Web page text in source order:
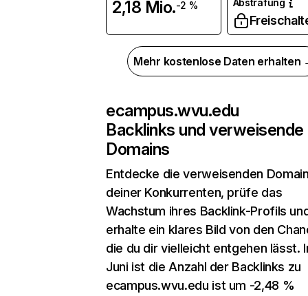
2,18 Mio.-2 % Abstrafung
Mehr kostenlose Daten erhalten
ecampus.wvu.edu
Backlinks und verweisende
Domains
Entdecke die verweisenden
deiner Konkurrenten, prüfe das
Wachstum ihres Backlink-Profils
erhalte ein klares Bild von den
die du dir vielleicht entgehen lässt.
Juni ist die Anzahl der Backlinks zu
ecampus.wvu.edu ist um -2,48 %